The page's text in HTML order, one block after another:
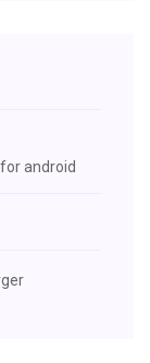
android